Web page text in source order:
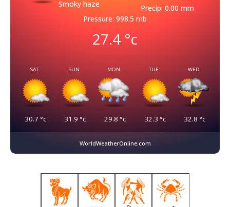
Smoky haze
Precip: 0.00 mm
Pressure: 998.5 mb
27.4 °c
SAT
30.7 °c
SUN
31.9 °c
MON
29.8 °c
TUE
32.3 °c
WED
32.8 °c
WorldWeatherOnline.com